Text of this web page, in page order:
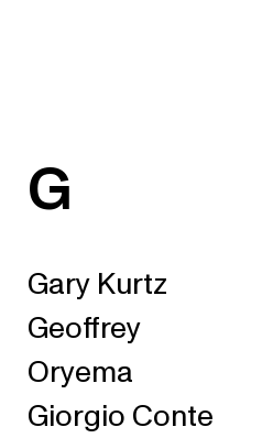
G
Gary Kurtz
Geoffrey
Oryema
Giorgio Conte